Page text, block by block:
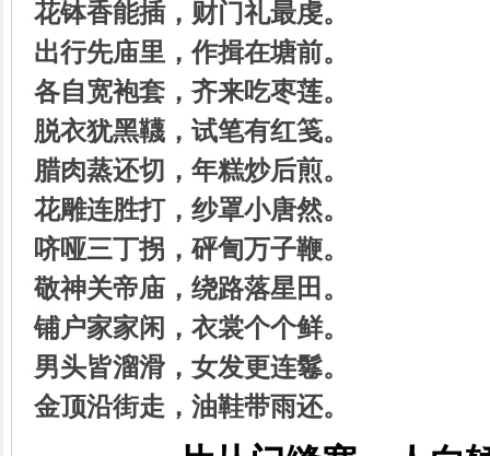
花钵香能插，财门礼最虔。
出行先庙里，作揖在塘前。
各自宽袍套，齐来吃枣莲。
脱衣犹黑韈，试笔有红笺。
腊肉蒸还切，年糕炒后煎。
花雕连胜打，纱罩小唐然。
哜哑三丁拐，砰訇万子鞭。
敬神关帝庙，绕路落星田。
铺户家家闲，衣裳个个鲜。
男头皆溜滑，女发更连鬈。
金顶沿街走，油鞋带雨还。